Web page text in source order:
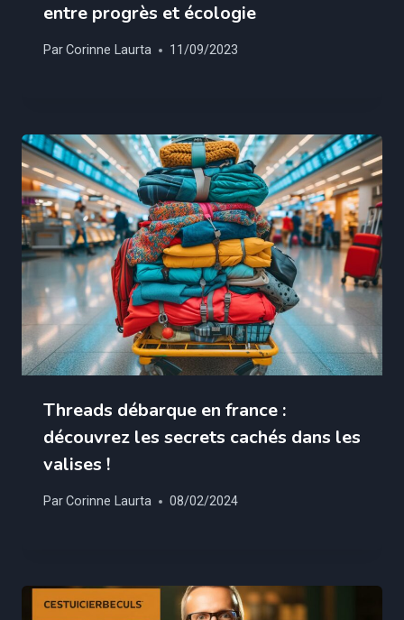
entre progrès et écologie
ParCorinne Laurta 11/09/2023
Threads débarque en france :
découvrez les secrets cachés dans les
valises !
ParCorinne Laurta 08/02/2024